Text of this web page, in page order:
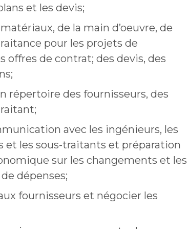
et les devis;
de la main d’oeuvre, de
pour les projets de
de contrat; des devis, des
répertoire des fournisseurs, des
avec les ingénieurs, les
et les sous-traitants et préparation
sur les changements et les
dépenses;
fournisseurs et négocier les